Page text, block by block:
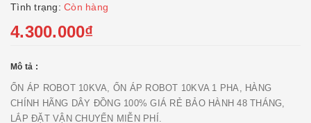
Tình trạng: Còn hàng
4.300.000₫
Mô tả :
ỔN ÁP ROBOT 10KVA, ỔN ÁP ROBOT 10KVA 1 PHA, HÀNG
CHÍNH HÃNG DÂY ĐỒNG 100% GIÁ RẺ BẢO HÀNH 48 THÁNG,
LẮP ĐẶT VẬN CHUYỂN MIỄN PHÍ.